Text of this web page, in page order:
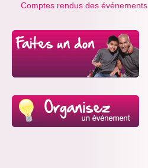
Comptes rendus des événements